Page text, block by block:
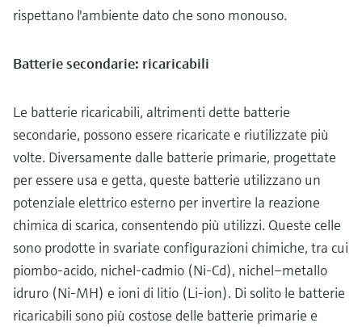
rispettano l'ambiente dato che sono monouso.
Batterie secondarie: ricaricabili
Le batterie ricaricabili, altrimenti dette batterie
secondarie, possono essere ricaricate e riutilizzate più
volte. Diversamente dalle batterie primarie, progettate
per essere usa e getta, queste batterie utilizzano un
potenziale elettrico esterno per invertire la reazione
chimica di scarica, consentendo più utilizzi. Queste celle
sono prodotte in svariate configurazioni chimiche, tra cui
piombo-acido, nichel-cadmio (Ni-Cd), nichel–metallo
idruro (Ni-MH) e ioni di litio (Li-ion). Di solito le batterie
ricaricabili sono più costose delle batterie primarie e